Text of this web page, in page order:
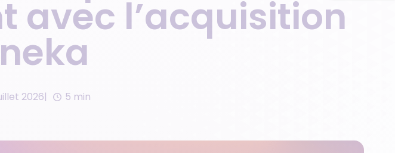
avec l’acquisition
2026 5 min